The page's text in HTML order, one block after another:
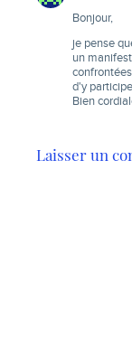
Bonjour,
je pense
un
d'y
Bien
Laisser un